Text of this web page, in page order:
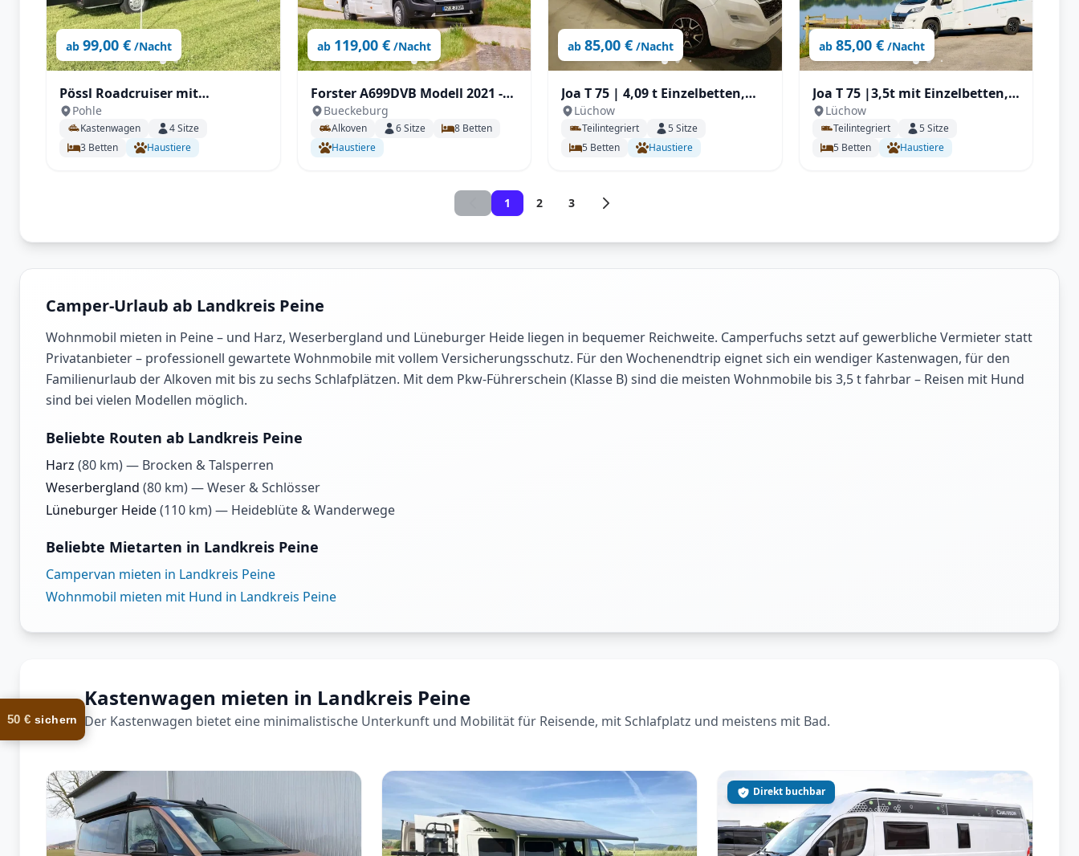
ab 99,00 € /Nacht
Pössl Roadcruiser mit
Einzelbetten, 6,36m mit SAT,
Solar, Außendusche,
Fahrradträger uvm.
Pohle
Kastenwagen 4Sitze
3 Betten Haustiere
ab 119,00 € /Nacht
Forster A699DVB Modell 2021 -
Der Familienversteher
Bueckeburg
Alkoven 6 Sitze 8 Betten
Haustiere
ab 85,00 € /Nacht
Joa T 75 | 4,09 t Einzelbetten,
großes Raumgefühl mit Solar,
Elekt. Heizung, 165PS, über 3,5t
Lüchow
Teilintegriert 5Sitze
5 Betten Haustiere
ab 85,00 € /Nacht
Joa T 75 |3,5t mit Einzelbetten,
großes Raumgefühl mit Solar,
Elekt. Heizung
Lüchow
Teilintegriert 5 Sitze
5 Betten Haustiere
1 2 3
Camper-Urlaub ab Landkreis Peine
Wohnmobil mieten in Peine – und Harz, Weserbergland und Lüneburger Heide liegen in bequemer Reichweite. Camperfuchs setzt auf gewerbliche Vermieter statt
Privatanbieter – professionell gewartete Wohnmobile mit vollem Versicherungsschutz. Für den Wochenendtrip eignet sich ein wendiger Kastenwagen, für den
Familienurlaub der Alkoven mit bis zu sechs Schlafplätzen. Mit dem Pkw-Führerschein (Klasse B) sind die meisten Wohnmobile bis 3,5 t fahrbar – Reisen mit Hund
sind bei vielen Modellen möglich.
Beliebte Routen ab Landkreis Peine
Harz (80 km) — Brocken & Talsperren
Weserbergland (80 km) —Weser & Schlösser
Lüneburger Heide(110 km) — Heideblüte & Wanderwege
Beliebte Mietarten in Landkreis Peine
Campervan mieten in Landkreis Peine
Wohnmobil mieten mit Hund in Landkreis Peine
Kastenwagen mieten in Landkreis Peine
Der Kastenwagen bietet eine minimalistische Unterkunft und Mobilität für Reisende, mit Schlafplatz und meistens mit Bad.
Direkt buchbar
50 € sichern